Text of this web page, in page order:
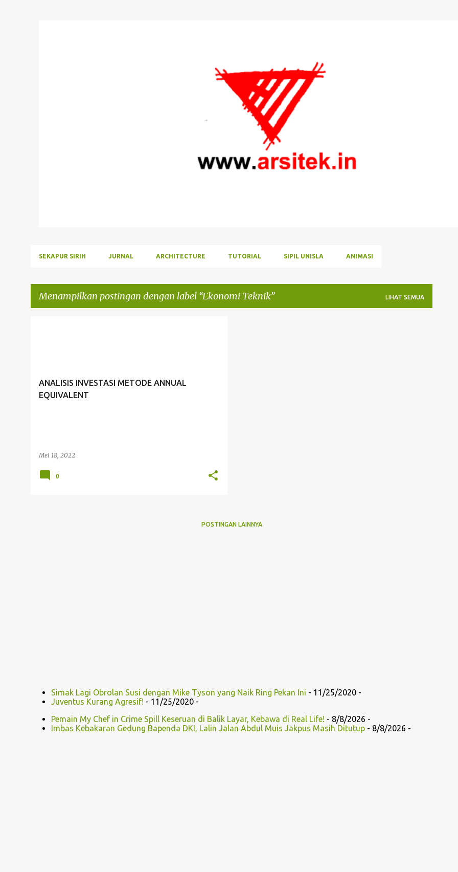
SEKAPUR SIRIH JURNAL ARCHITECTURE TUTORIAL SIPIL UNISLA ANIMASI
Menampilkan postingan dengan label Ekonomi Teknik LIHAT SEMUA
ANALISIS INVESTASI METODE ANNUAL
EQUIVALENT
Mei 18, 2022
0
POSTINGAN LAINNYA
Simak Lagi Obrolan Susi dengan Mike Tyson yang Naik Ring Pekan Ini - 11/25/2020 -
Juventus Kurang Agresif! - 11/25/2020 -
Pemain My Chef in Crime Spill Keseruan di Balik Layar, Kebawa di Real Life! - 8/8/2026 -
Imbas Kebakaran Gedung Bapenda DKI, Lalin Jalan Abdul Muis Jakpus Masih Ditutup - 8/8/2026 -